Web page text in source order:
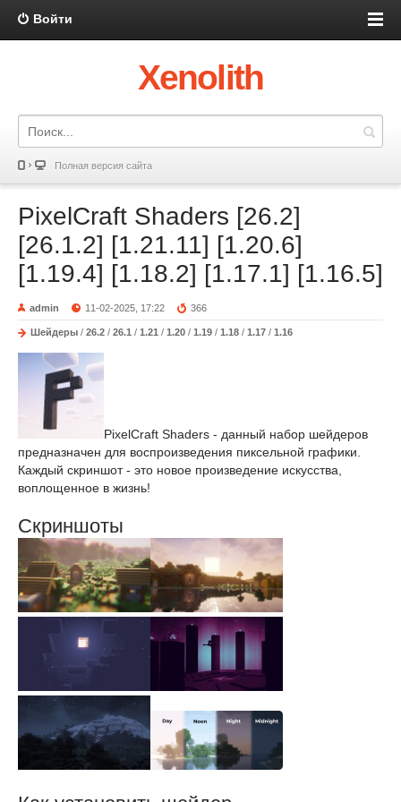
Войти
Xenolith
Полная версия сайта
PixelCraft Shaders [26.2]
[26.1.2] [1.21.11] [1.20.6]
[1.19.4] [1.18.2] [1.17.1] [1.16.5]
admin 11-02-2025, 17:22 366
Шейдеры / 26.2 / 26.1 / 1.21 / 1.20 / 1.19 / 1.18 / 1.17 / 1.16
PixelCraft Shaders - данный набор шейдеров
предназначен для воспроизведения пиксельной графики.
Каждый скриншот - это новое произведение искусства,
воплощенное в жизнь!
Скриншоты